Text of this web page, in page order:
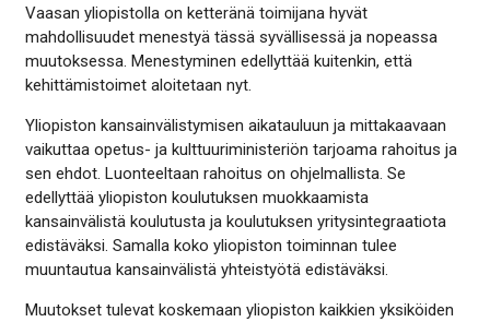
Vaasan yliopistolla on ketteränä toimijana hyvät
mahdollisuudet menestyä tässä syvällisessä ja nopeassa
muutoksessa. Menestyminen edellyttää kuitenkin, että
kehittämistoimet aloitetaan nyt.
Yliopiston kansainvälistymisen aikatauluun ja mittakaavaan
vaikuttaa opetus- ja kulttuuriministeriön tarjoama rahoitus ja
sen ehdot. Luonteeltaan rahoitus on ohjelmallista. Se
edellyttää yliopiston koulutuksen muokkaamista
kansainvälistä koulutusta ja koulutuksen yritysintegraatiota
edistäväksi. Samalla koko yliopiston toiminnan tulee
muuntautua kansainvälistä yhteistyötä edistäväksi.
Muutokset tulevat koskemaan yliopiston kaikkien yksiköiden